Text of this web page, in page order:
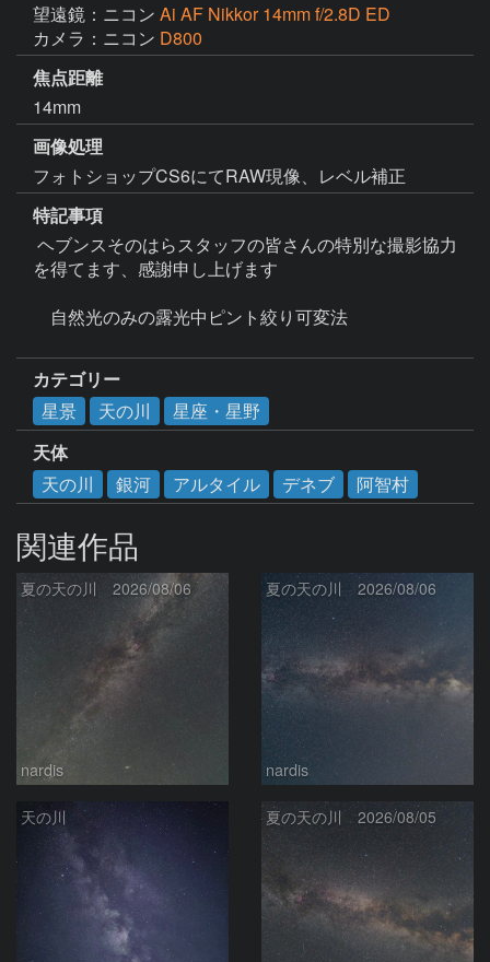
望遠鏡：ニコン Ai AF Nikkor 14mm f/2.8D ED
カメラ：ニコン D800
焦点距離
14mm
画像処理
フォトショップCS6にてRAW現像、レベル補正
特記事項
を得てます、感謝申し上げます
自然光のみの露光中ピント絞り可変法
カテゴリー
星景
天の川
星座・星野
天体
天の川
銀河 アルタイル デネブ 阿智村
関連作品
夏の天の川 2026/08/06
nardis
夏の天の川 2026/08/06
nardis
天の川 夏の天の川 2026/08/05